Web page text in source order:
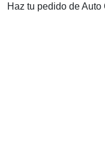
Haz tu pedido de